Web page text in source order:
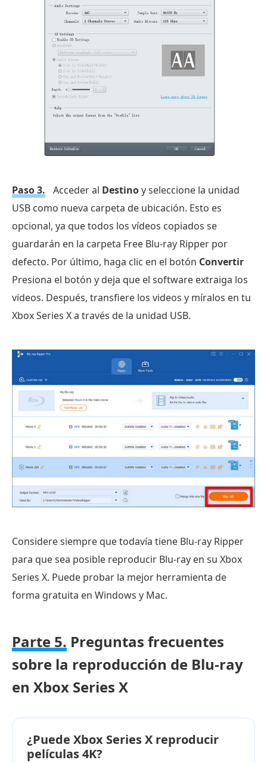
Paso 3. Acceder al Destinoy seleccione la unidad
USB como nueva carpeta de ubicación. Esto es
opcional, ya que todos los vídeos copiados se
guardarán en la carpeta Free Blu-ray Ripper por
defecto. Por último, haga clic en el botón Convertir
Presiona el botón y deja que el software extraiga los
videos. Después, transfiere los videos y míralos en tu
Xbox Series X a través de la unidad USB.
Considere siempre que todavía tiene Blu-ray Ripper
para que sea posible reproducir Blu-ray en su Xbox
Series X. Puede probar la mejor herramienta de
forma gratuita en Windows y Mac.
Parte 5. Preguntas frecuentes
sobre la reproducción de Blu-ray
en Xbox Series X
¿Puede Xbox Series X reproducir
películas 4K?